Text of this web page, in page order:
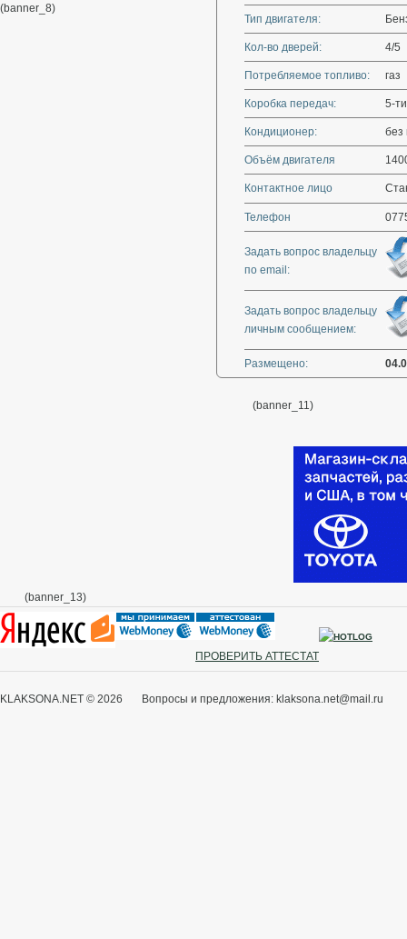
(banner_8)
Тип двигателя:
Кол-во дверей: 4/5
Потребляемое топливо: газ
Коробка передач: 5-
Кондиционер: без
Объём двигателя
Контактное лицо
Телефон
Задать вопрос владельцу
по email:
Задать вопрос владельцу
личным сообщением:
Размещено:
(banner_11)
(banner_13)
ПРОВЕРИТЬ АТТЕСТАТ
KLAKSONA.NET © 2026 Вопросы и предложения: klaksona.net@mail.ru